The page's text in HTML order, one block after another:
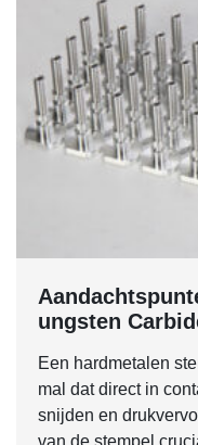
ungsten
Een hardmetalen
mal dat direct in
snijden en